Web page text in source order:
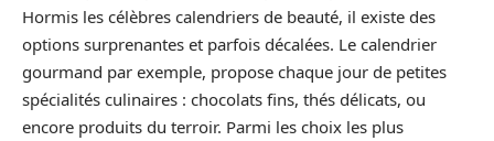
Hormis les célèbres calendriers de beauté, il existe des
options surprenantes et parfois décalées. Le calendrier
gourmand par exemple, propose chaque jour de petites
spécialités culinaires : chocolats fins, thés délicats, ou
encore produits du terroir. Parmi les choix les plus